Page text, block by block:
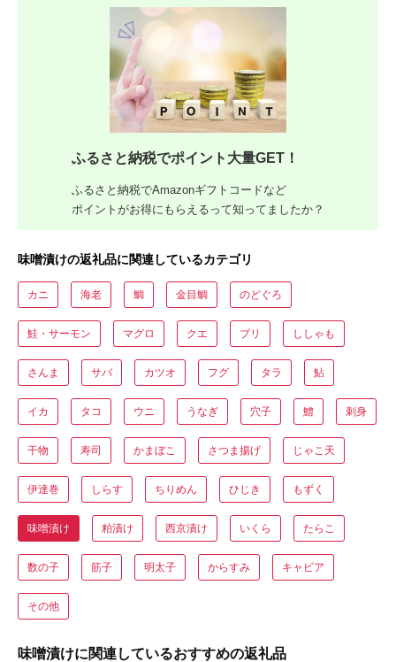
ふるさと納税でポイント大量GET！
ふるさと納税でAmazonギフトコードなど
ポイントがお得にもらえるって知ってましたか？
味噌漬けの返礼品に関連しているカテゴリ
カニ 海老 鯛 金目鯛 のどぐろ
鮭・サーモン マグロ クエ ブリ ししゃも
さんま サバ カツオ フグ タラ 鮎
イカ タコ ウニ うなぎ 穴子 鱧 刺身
干物 寿司 かまぼこ さつま揚げ じゃこ天
伊達巻 しらす ちりめん ひじき もずく
味噌漬け 粕漬け 西京漬け いくら たらこ
数の子 筋子 明太子 からすみ キャビア
その他
味噌漬けに関連しているおすすめの返礼品